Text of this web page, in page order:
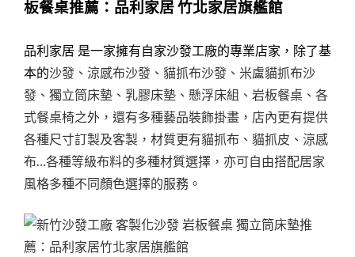
板餐桌推薦：品利家居 竹北家居旗艦館
品利家居 是一家擁有自家沙發工廠的專業店家，除了基
本的沙發、涼感布沙發、貓抓布沙發、米盧貓抓布沙
發、獨立筒床墊、乳膠床墊、懸浮床組、岩板餐桌、各
式餐桌椅之外，還有多種藝品裝飾掛畫，店內更有提供
各種尺寸訂製及客製，材質更有貓抓布、貓抓皮、涼感
布…各種等級布料的多種材質選擇，亦可自由搭配居家
風格多種不同顏色選擇的服務。